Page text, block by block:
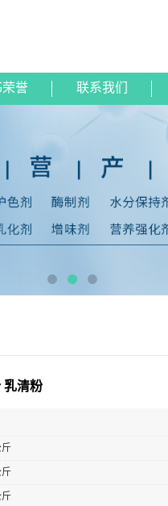
誉 联系我们
乳清粉
斤
斤
斤